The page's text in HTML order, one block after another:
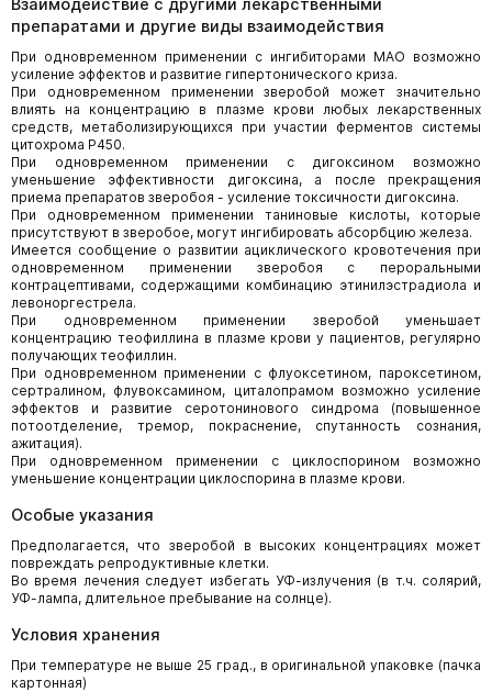
Взаимодействие с другими лекарственными
препаратами и другие виды взаимодействия
При одновременном применении с ингибиторами МАО возможно
усиление эффектов и развитие гипертонического криза.
При одновременном применении зверобой может значительно
влиять на концентрацию в плазме крови любых лекарственных
средств, метаболизирующихся при участии ферментов системы
цитохрома P450.
При одновременном применении с дигоксином возможно
уменьшение эффективности дигоксина, а после прекращения
приема препаратов зверобоя - усиление токсичности дигоксина.
При одновременном применении таниновые кислоты, которые
присутствуют в зверобое, могут ингибировать абсорбцию железа.
Имеется сообщение о развитии ациклического кровотечения при
одновременном применении зверобоя с пероральными
контрацептивами, содержащими комбинацию этинилэстрадиола и
левоноргестрела.
При одновременном применении зверобой уменьшает
концентрацию теофиллина в плазме крови у пациентов, регулярно
получающих теофиллин.
При одновременном применении с флуоксетином, пароксетином,
сертралином, флувоксамином, циталопрамом возможно усиление
эффектов и развитие серотонинового синдрома (повышенное
потоотделение, тремор, покраснение, спутанность сознания,
ажитация).
При одновременном применении с циклоспорином возможно
уменьшение концентрации циклоспорина в плазме крови.
Особые указания
Предполагается, что зверобой в высоких концентрациях может
повреждать репродуктивные клетки.
Во время лечения следует избегать УФ-излучения (в т.ч. солярий,
УФ-лампа, длительное пребывание на солнце).
Условия хранения
При температуре не выше 25 град., в оригинальной упаковке (пачка
картонная)